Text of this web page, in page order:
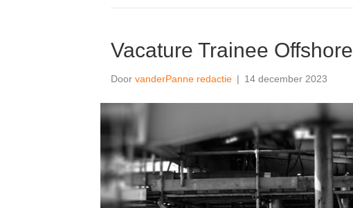
Vacature Trainee Offshore
Door vanderPanne redactie | 14 december 2023